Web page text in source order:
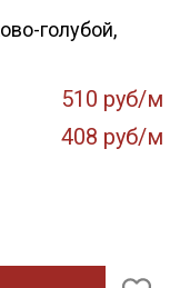
голубой,
510 руб/м
408 руб/м